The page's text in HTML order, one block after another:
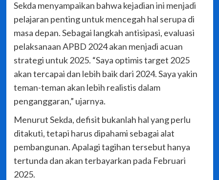
Sekda menyampaikan bahwa kejadian ini menjadi
pelajaran penting untuk mencegah hal serupa di
masa depan. Sebagai langkah antisipasi, evaluasi
pelaksanaan APBD 2024 akan menjadi acuan
strategi untuk 2025. “Saya optimis target 2025
akan tercapai dan lebih baik dari 2024. Saya yakin
teman-teman akan lebih realistis dalam
penganggaran,” ujarnya.
Menurut Sekda, defisit bukanlah hal yang perlu
ditakuti, tetapi harus dipahami sebagai alat
pembangunan. Apalagi tagihan tersebut hanya
tertunda dan akan terbayarkan pada Februari
2025.